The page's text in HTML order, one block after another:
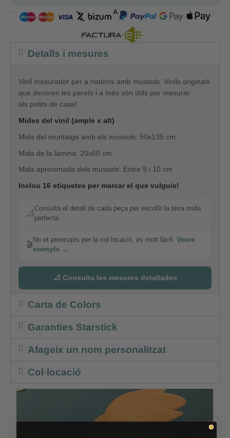
COMPRA SEGURA
Detalls i mesures
Vinil mesurador per a nadons amb mussols. Vinils originals
que decoren les parets i a més són útils per mesurar
als petits de casa!
Mides del vinil (ample x alt)
Mida del muntatge amb els mussols: 50x135 cm
Mida de la làmina: 20x60 cm
Mida aproximada dels mussols: Entre 9 i 10 cm
Inclou 16 etiquetes per marcar el que vulguis!
📐
Consulta el detall de cada peça per escollir la teva mida
perfecta.
🎬
No et preocupis per la col·locació, és molt fàcil. Veure
exemple →
📐 Consulta les mesures detallades
Carta de Colors
Garanties Starstick
Afageix un nom personalitzat
Col·locació